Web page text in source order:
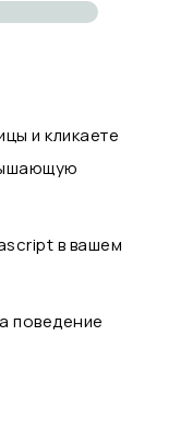
и кликаете
в вашем
поведение